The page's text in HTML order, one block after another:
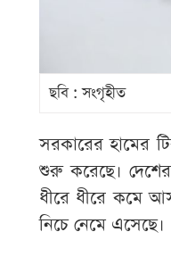
ছবি : সংগৃহীত
সরকারের হামের
শুরু করেছে।
ধীরে ধীরে কমে
নিচে নেমে এসেছে।